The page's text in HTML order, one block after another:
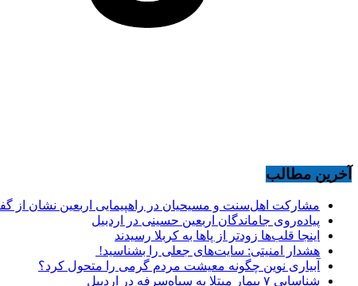
آخرین مطالب
مشارکت اهل‌سنت و مسیحیان در راهپیمایی اربعین نشان از
پیاده‌روی جاماندگان اربعین حسینی در اردبیل
اینجا قلب‌ها زودتر از پاها به کربلا رسیدند
هشدار امنیتی: سایت‌های جعلی را بشناسید!
آبیاری نوین چگونه معیشت مردم گرمی را متحول کرد؟
شناسایی ۷ بیمار مبتلا به سیاه‌سرفه در اردبیل